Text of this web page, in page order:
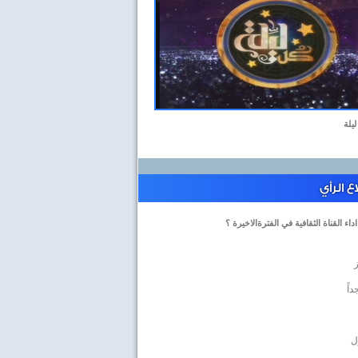
الرأي
القناة الثقافية في الفترةالاخيرة ؟